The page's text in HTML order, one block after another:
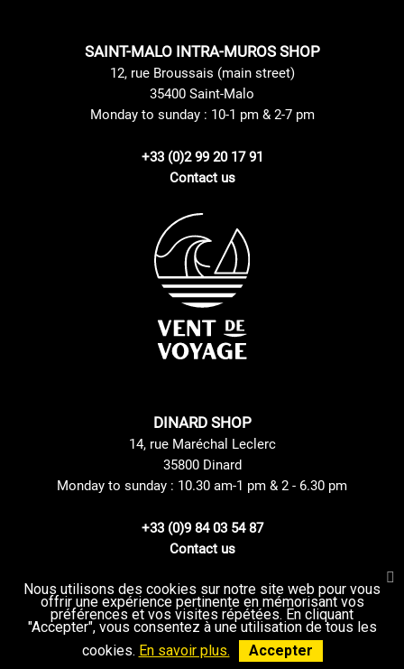
SAINT-MALO INTRA-MUROS SHOP
12, rue Broussais (main street)
35400 Saint-Malo
Monday to sunday : 10-1 pm & 2-7 pm
+33 (0)2 99 20 17 91
Contact us
DINARD SHOP
14, rue Maréchal Leclerc
35800 Dinard
Monday to sunday : 10.30 am-1 pm & 2 - 6.30 pm
+33 (0)9 84 03 54 87
Contact us
Site Mentions
Delivery method
GTC
privacy Policy
Sitemap
Nous utilisons des cookies sur notre site web pour vous
offrir une expérience pertinente en mémorisant vos
préférences et vos visites répétées. En cliquant
"Accepter", vous consentez à une utilisation de tous les
cookies. En savoir plus. Accepter